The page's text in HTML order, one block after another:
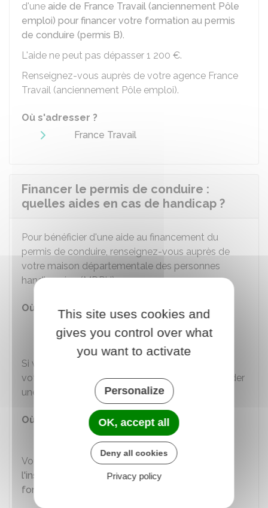
d'une aide de France Travail (anciennement Pôle
emploi) pour financer votre formation au permis
de conduire (permis B).
L'aide ne peut pas dépasser 1 200 €.
Renseignez-vous auprès de votre agence France
Travail (anciennement Pôle emploi).
Où s'adresser ?
France Travail
Financer le permis de conduire :
quelles aides en cas de handicap ?
Pour bénéficier d'une aide au financement du
permis de conduire, renseignez-vous auprès de
votre maison départementale des personnes
handicapées (MDPH).
Où s'adresser ?
Maison départementale des
personnes handicapées (MDPH)
Si vous avez besoin du permis de conduire pour
votre projet professionnel, vous pouvez demander
une aide financière à l'Agefiph.
Où s'adresser ?
Agefiph
Vous pouvez aussi vous adresser au
l'insertion des personnes handicapées dans la
fonction publique (FIPHFP)
This site uses cookies and
gives you control over what
you want to activate
Personalize
OK, accept all
Deny all cookies
Privacy policy